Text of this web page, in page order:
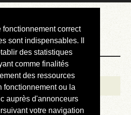
fonctionnement correct
sont indispensables. Il
des statistiques
comme finalités
des ressources
fonctionnement ou la
auprès d'annonceurs
votre navigation
»